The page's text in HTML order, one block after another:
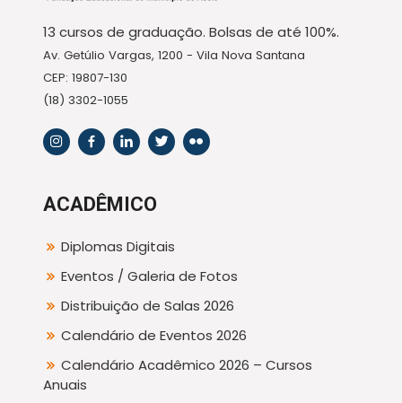
13 cursos de graduação. Bolsas de até 100%.
Av. Getúlio Vargas, 1200 - Vila Nova Santana
CEP: 19807-130
(18) 3302-1055
ACADÊMICO
Diplomas Digitais
Eventos / Galeria de Fotos
Distribuição de Salas 2026
Calendário de Eventos 2026
Calendário Acadêmico 2026 – Cursos
Anuais